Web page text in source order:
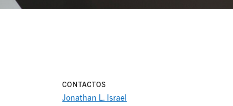
CONTACTOS
Jonathan L. Israel